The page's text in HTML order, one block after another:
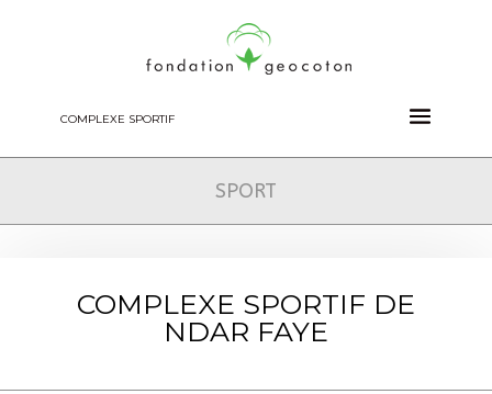
COMPLEXE SPORTIF
SPORT
COMPLEXE SPORTIF DE
NDAR FAYE